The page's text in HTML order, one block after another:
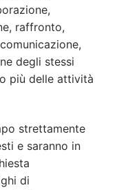
raffronto,
degli stessi
più delle attività
strettamente
e saranno in
di